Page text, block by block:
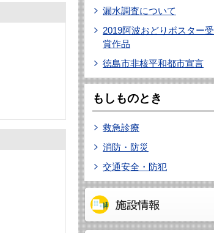
漏水調査について
2019阿波おどりポスター受
賞作品
徳島市非核平和都市宣言
もしものとき
救急診療
消防・防災
交通安全・防犯